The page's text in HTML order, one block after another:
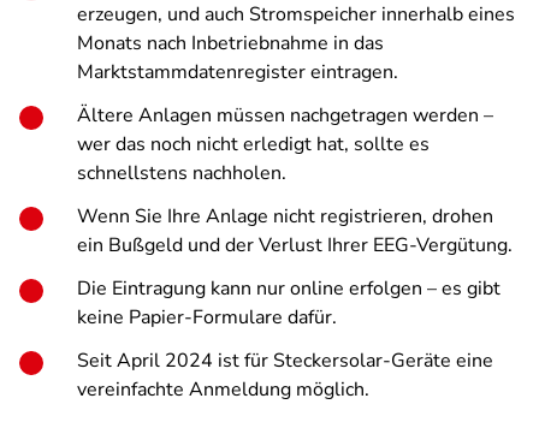
erzeugen, und auch Stromspeicher innerhalb eines
Monats nach Inbetriebnahme in das
Marktstammdatenregister eintragen.
Ältere Anlagen müssen nachgetragen werden –
wer das noch nicht erledigt hat, sollte es
schnellstens nachholen.
Wenn Sie Ihre Anlage nicht registrieren, drohen
ein Bußgeld und der Verlust Ihrer EEG-Vergütung.
Die Eintragung kann nur online erfolgen – es gibt
keine Papier-Formulare dafür.
Seit April 2024 ist für Steckersolar-Geräte eine
vereinfachte Anmeldung möglich.